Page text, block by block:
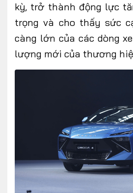
FOLLOW US
Facebook
ngocvu.vneconomy@gmail.com
kỳ, trở thành động lực
trọng và cho thấy sức
càng lớn của các dòng
lượng mới của thương